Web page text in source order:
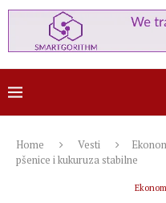
Home Vesti
pšenice i kukuruza stabilne